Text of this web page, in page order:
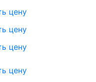
цену
цену
цену
цену